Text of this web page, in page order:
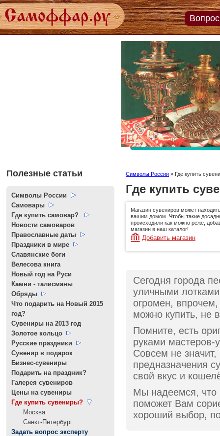
тесты
Полезные статьи
Символы России
Самовары
Где купить самовар?
Новости самоваров
Православные даты
Праздники в мире
Славянские боги
Велесова книга
Новый год на Руси
Камни - талисманы
Обряды
Что подарить на Новый 2015
год?
Cувениры на 2013 год
Золотое кольцо
Русские праздники
Сувенир в подарок
Бизнес-сувениры
Подарить на праздник?
Галерея сувениров
Цены на сувениры
Где купить сувениры?
Москва
Санкт-Петербург
Задать вопрос эксперту
Символы России » Где купить
Где купить
Магазин сувениров может
вашим домом. Чтобы такие
происходили как можно реже,
магазин в наш каталог!
Добавить магазин
Сегодня города
уличными
огромен,
можно купить, не
Помните, есть
руками мастеров-
Совсем не значит,
предназначения
свой вкус и
Мы надеемся, что
поможет Вам
хороший выбор,